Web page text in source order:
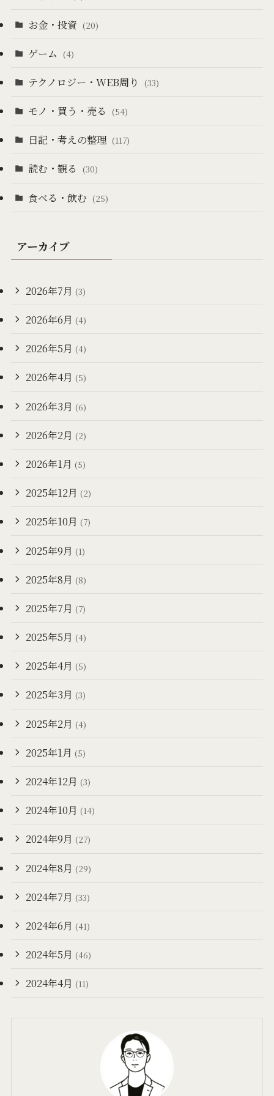
お金・投資 (20)
ゲーム (4)
テクノロジー・WEB周り (33)
モノ・買う・売る (54)
日記・考えの整理 (117)
読む・観る (30)
食べる・飲む (25)
アーカイブ
2026年7月 (3)
2026年6月 (4)
2026年5月 (4)
2026年4月 (5)
2026年3月 (6)
2026年2月 (2)
2026年1月 (5)
2025年12月 (2)
2025年10月 (7)
2025年9月 (1)
2025年8月 (8)
2025年7月 (7)
2025年5月 (4)
2025年4月 (5)
2025年3月 (3)
2025年2月 (4)
2025年1月 (5)
2024年12月 (3)
2024年10月 (14)
2024年9月 (27)
2024年8月 (29)
2024年7月 (33)
2024年6月 (41)
2024年5月 (46)
2024年4月 (11)